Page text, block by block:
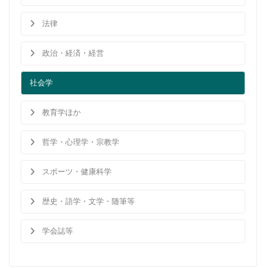
法律
政治・経済・経営
社会学
教育学ほか
哲学・心理学・宗教学
スポーツ・健康科学
歴史・語学・文学・随筆等
学会誌等